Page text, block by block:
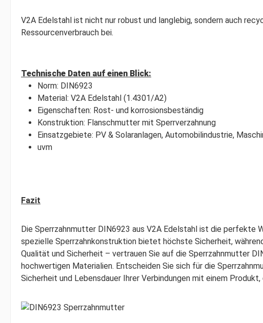
V2A Edelstahl ist nicht nur robust und langlebig, sondern auch
Ressourcenverbrauch bei.
Technische Daten auf einen Blick:
Norm: DIN6923
Material: V2A Edelstahl (1.4301/A2)
Eigenschaften: Rost- und korrosionsbeständig
Konstruktion: Flanschmutter mit Sperrverzahnung
Einsatzgebiete: PV & Solaranlagen, Automobilindustrie,
uvm
Fazit
Die Sperrzahnmutter DIN6923 aus V2A Edelstahl ist die perfekte
spezielle Sperrzahnkonstruktion bietet höchste Sicherheit,
Qualität und Sicherheit – vertrauen Sie auf die Sperrzahnmutter
hochwertigen Materialien. Entscheiden Sie sich für die
Sicherheit und Lebensdauer Ihrer Verbindungen mit einem